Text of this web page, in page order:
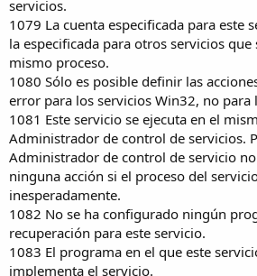
servicios.
1079 La cuenta especificada para este
la especificada para otros servicios que
mismo proceso.
1080 Sólo es posible definir las
error para los servicios Win32, no para
1081 Este servicio se ejecuta en el
Administrador de control de servicios.
Administrador de control de servicio
ninguna acción si el proceso del
inesperadamente.
1082 No se ha configurado ningún
recuperación para este servicio.
1083 El programa en el que este
implementa el servicio.